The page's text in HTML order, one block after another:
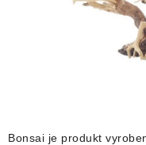
Bonsai je produkt